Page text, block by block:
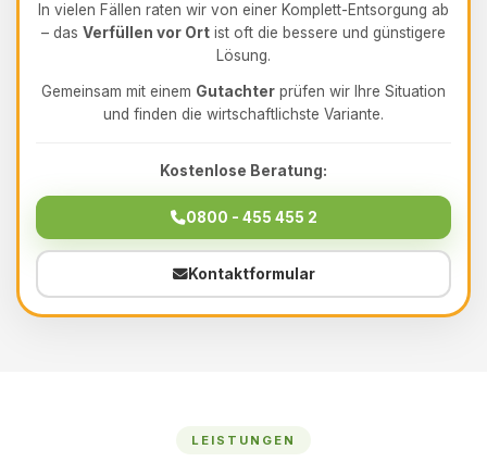
In vielen Fällen raten wir von einer Komplett-Entsorgung ab
– das Verfüllen vor Ort ist oft die bessere und günstigere
Lösung.
Gemeinsam mit einem Gutachter prüfen wir Ihre Situation
und finden die wirtschaftlichste Variante.
Kostenlose Beratung:
0800 - 455 455 2
Kontaktformular
LEISTUNGEN